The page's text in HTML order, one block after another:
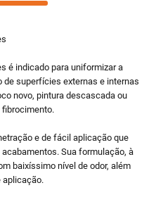
é indicado para uniformizar a
de superfícies externas e internas
novo, pintura descascada ou
fibrocimento.
e de fácil aplicação que
Sua formulação, à
baixíssimo nível de odor, além
aplicação.